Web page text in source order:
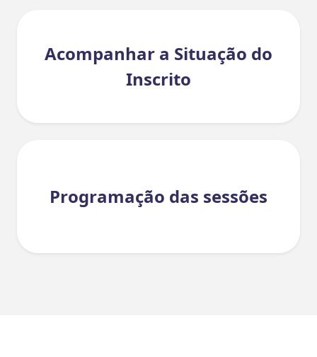
Acompanhar a Situação do
Inscrito
Programação das sessões